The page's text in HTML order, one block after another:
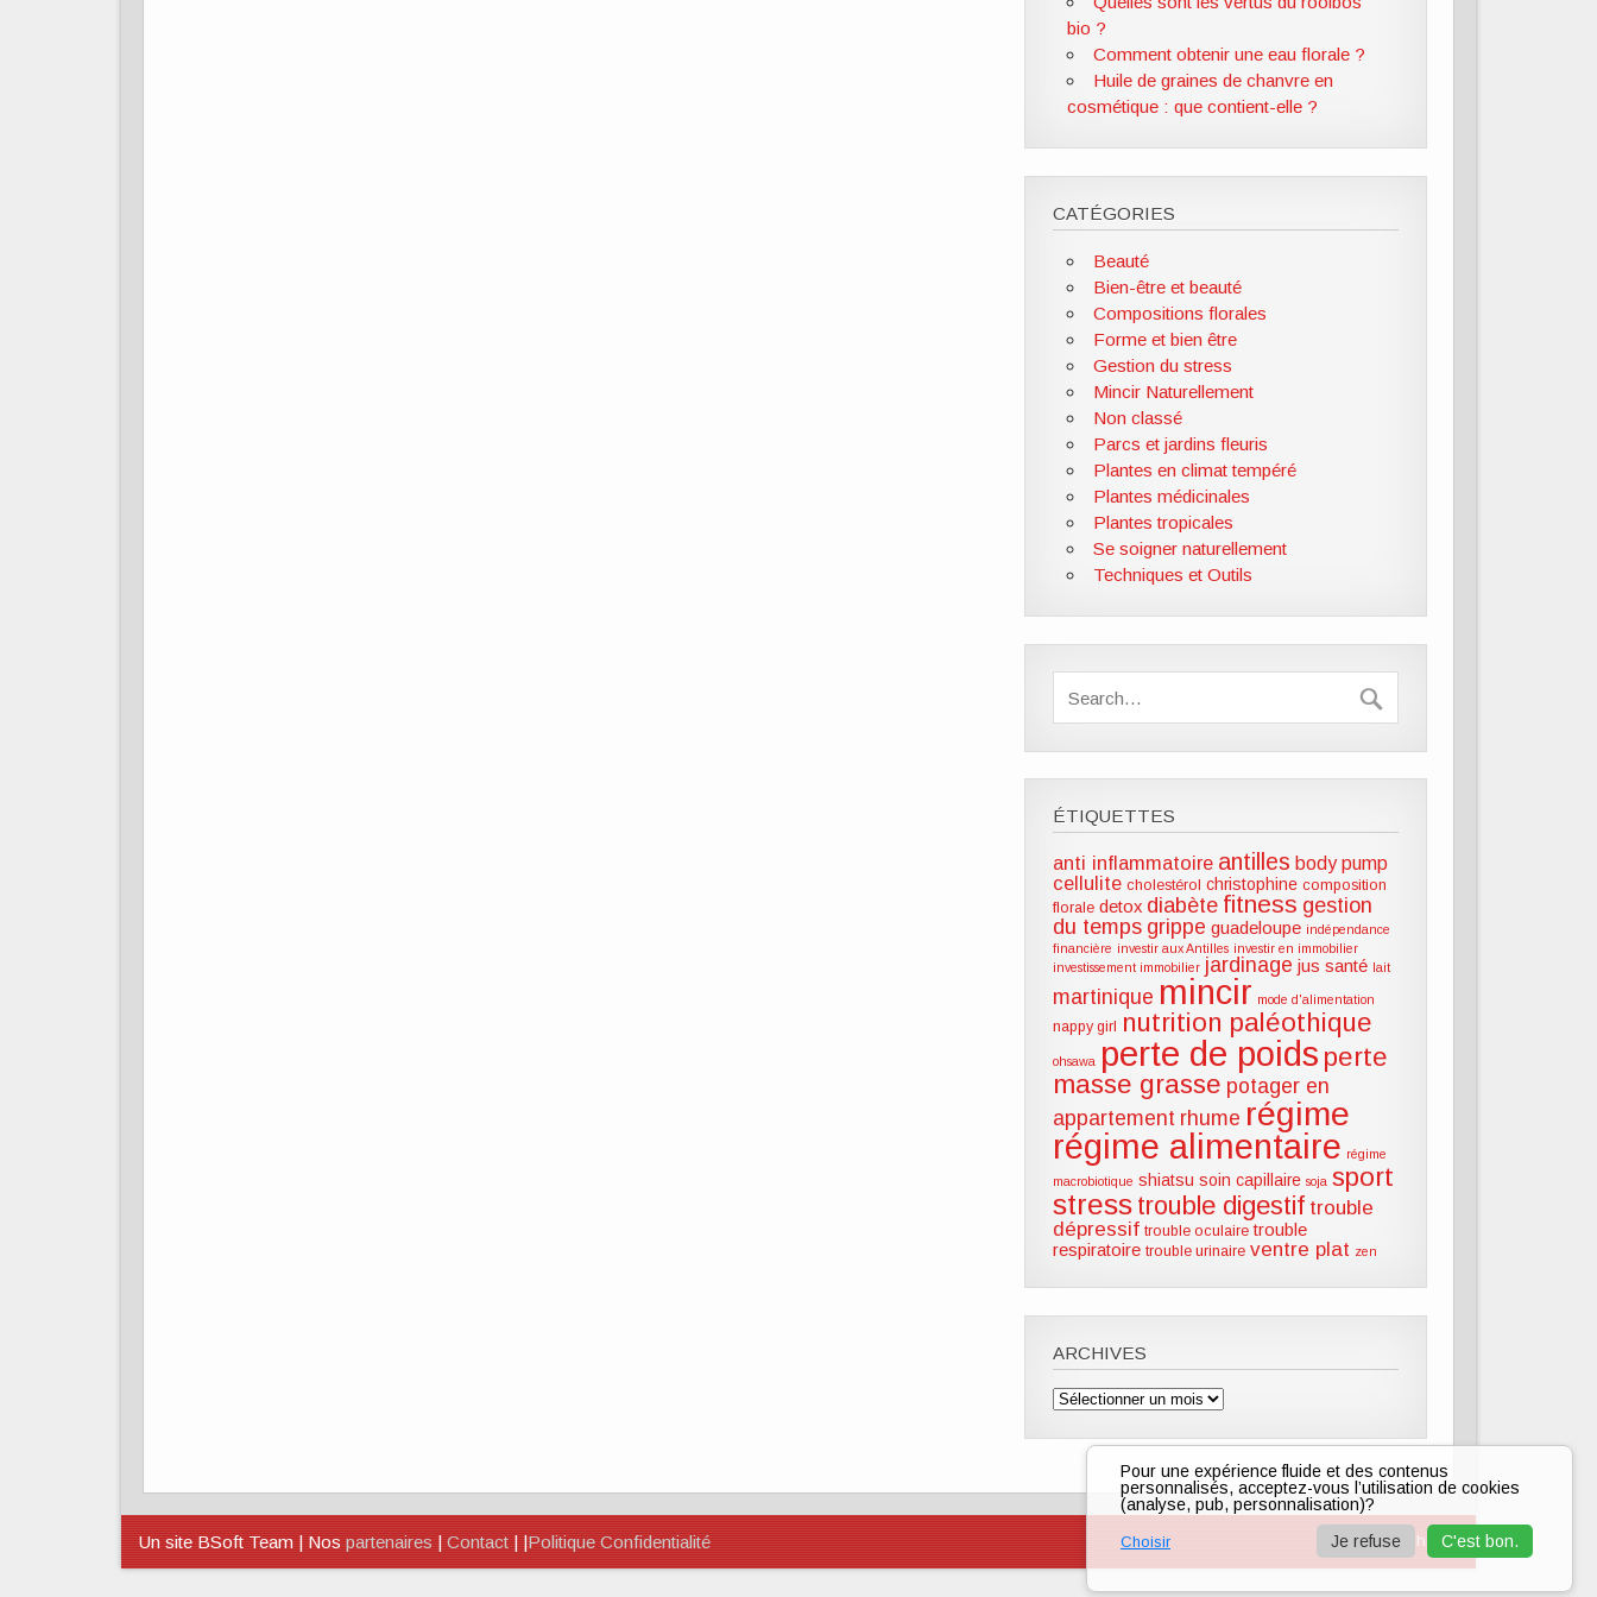
bio ?
Comment obtenir une eau florale ?
Huile de graines de chanvre en
cosmétique : que contient-elle ?
CATÉGORIES
Beauté
Bien-être et beauté
Compositions florales
Forme et bien être
Gestion du stress
Mincir Naturellement
Non classé
Parcs et jardins fleuris
Plantes en climat tempéré
Plantes médicinales
Plantes tropicales
Se soigner naturellement
Techniques et Outils
ÉTIQUETTES
anti inflammatoire antilles body pump
cellulite cholestérol christophine composition
florale detox diabète fitness gestion
du temps grippe guadeloupe indépendance
financière investir aux Antilles investir en immobilier
investissement immobilier jardinage jus santé lait
martinique mincir mode d'alimentation
nappy girl nutrition paléothique
ohsawa perte de poids perte
masse grasse potager en
appartement rhume régime
régime alimentaire régime
macrobiotique shiatsu soin capillaire soja sport
stress trouble digestif trouble
dépressif trouble oculaire trouble
respiratoire trouble urinaire ventre plat zen
ARCHIVES
Archives
Un site BSoft Team | Nos partenaires | Contact | |Politique Confidentialité zeeTasty Theme
Pour une expérience fluide et des contenus
personnalisés, acceptez-vous l’utilisation de cookies
(analyse, pub, personnalisation)?
Choisir Je refuse C'est bon.